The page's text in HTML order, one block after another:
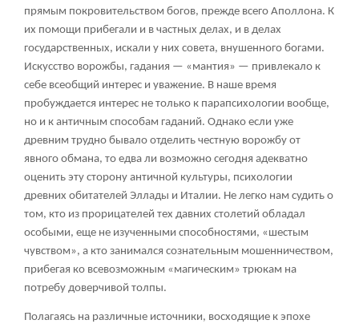
прямым покровительством богов, прежде всего Аполлона. К
их помощи прибегали и в частных делах, и в делах
государственных, искали у них совета, внушенного богами.
Искусство ворожбы, гадания — «мантия» — привлекало к
себе всеобщий интерес и уважение. В наше время
пробуждается интерес не только к парапсихологии вообще,
но и к античным способам гаданий. Однако если уже
древним трудно бывало отделить честную ворожбу от
явного обмана, то едва ли возможно сегодня адекватно
оценить эту сторону античной культуры, психологии
древних обитателей Эллады и Италии. Не легко нам судить о
том, кто из прорицателей тех давних столетий обладал
особыми, еще не изученными способностями, «шестым
чувством», а кто занимался сознательным мошенничеством,
прибегая ко всевозможным «магическим» трюкам на
потребу доверчивой толпы.
Полагаясь на различные источники, восходящие к эпохе